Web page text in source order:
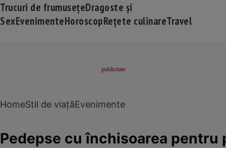
Trucuri de frumusețeDragoste și
SexEvenimenteHoroscopRețete culinareTravel
HomeStil de viațăEvenimente
Pedepse cu închisoarea pentru